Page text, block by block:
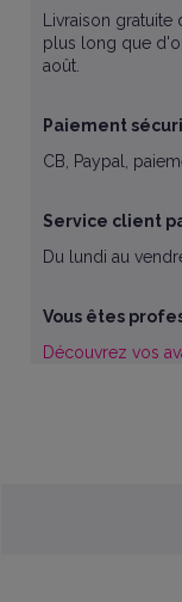
Livraison gratuite
plus long que
août.
Paiement
CB, Paypal,
Service client
Du lundi au
Vous êtes
Découvrez vos